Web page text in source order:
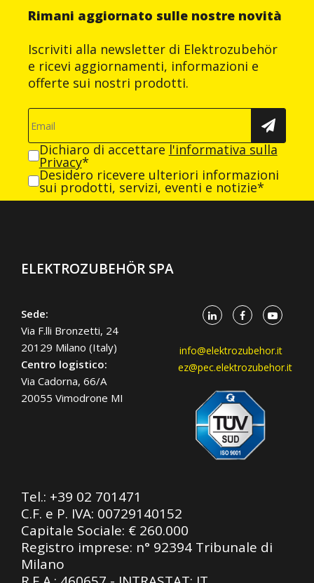
Rimani aggiornato sulle nostre novità
Iscriviti alla newsletter di Elektrozubehör
e ricevi aggiornamenti, informazioni e
offerte sui nostri prodotti.
Dichiaro di accettare l'informativa sulla
Privacy*
Desidero ricevere ulteriori informazioni
sui prodotti, servizi, eventi e notizie*
ELEKTROZUBEHÖR SPA
Sede:
Via F.lli Bronzetti, 24
20129 Milano (Italy)
Centro logistico:
Via Cadorna, 66/A
20055 Vimodrone MI
info@elektrozubehor.it
ez@pec.elektrozubehor.it
Tel.: +39 02 701471
C.F. e P. IVA: 00729140152
Capitale Sociale: € 260.000
Registro imprese: n° 92394 Tribunale di
Milano